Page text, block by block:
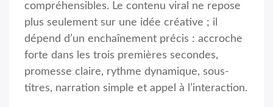
compréhensibles. Le contenu viral ne repose
plus seulement sur une idée créative ; il
dépend d’un enchaînement précis : accroche
forte dans les trois premières secondes,
promesse claire, rythme dynamique, sous-
titres, narration simple et appel à l’interaction.